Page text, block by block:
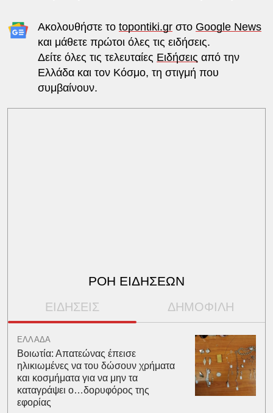
Ακολουθήστε το topontiki.grστο Google News
και μάθετε πρώτοι όλες τις ειδήσεις.
Δείτε όλες τις τελευταίες Ειδήσεις από την
Ελλάδα και τον Κόσμο, τη στιγμή που
συμβαίνουν.
ΡΟΗ ΕΙΔΗΣΕΩΝ
ΕΙΔΗΣΕΙΣ ΔΗΜΟΦΙΛΗ
ΕΛΛΑΔΑ
Βοιωτία: Απατεώνας έπεισε
ηλικιωμένες να του δώσουν χρήματα
και κοσμήματα για να μην τα
καταγράψει ο…δορυφόρος της
εφορίας